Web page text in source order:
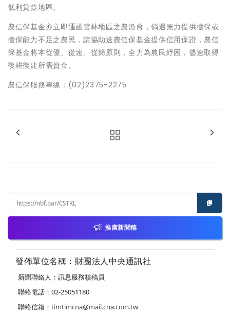
低利貸款地區。
農信保基金亦立即通函雲林地區之農漁會，倘遇無力提供擔保或
擔保能力不足之農民，請協助送農信保基金提供信用保證，農信
保基金將本從優、從速、從簡原則，全力為農民紓困，儘速取得
復耕復建所需資金。
農信保服務專線：(02)2375-2275
推廣新聞稿
發佈單位名稱：財團法人中央通訊社
新聞聯絡人：訊息服務核稿員
聯絡電話：02-25051180
聯絡信箱： timtimcna@mail.cna.com.tw